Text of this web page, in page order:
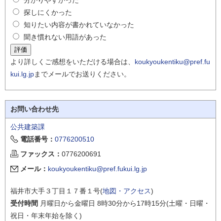
探しにくかった
知りたい内容が書かれていなかった
聞き慣れない用語があった
より詳しくご感想をいただける場合は、 koukyoukentiku@pref.fu
kui.lg.jpまでメールでお送りください。
お問い合わせ先
公共建築課
電話番号： 0776200510
ファックス： 0776200691
メール： koukyoukentiku@pref.fukui.lg.jp
福井市大手３丁目１７番１号(地図・アクセス)
受付時間 月曜日から金曜日 8時30分から17時15分(土曜・日曜・
祝日・年末年始を除く)